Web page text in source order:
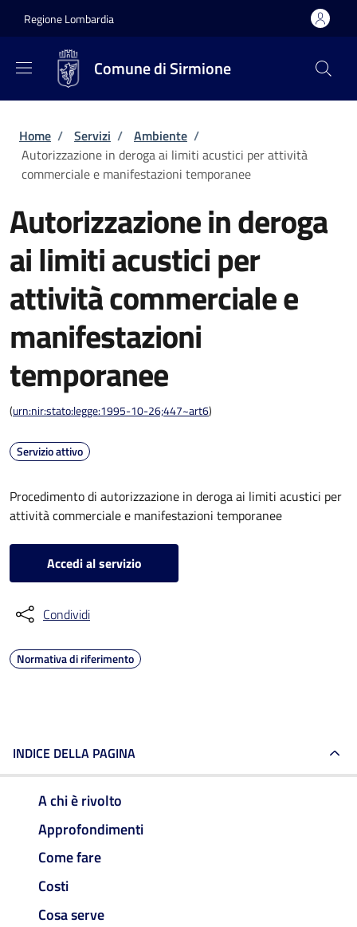
Regione Lombardia
Comune di Sirmione
Briciole di pane
Home / Servizi / Ambiente /
Autorizzazione in deroga ai limiti acustici per attività
commerciale e manifestazioni temporanee
Autorizzazione in deroga
ai limiti acustici per
attività commerciale e
manifestazioni
temporanee
(urn:nir:stato:legge:1995-10-26;447~art6)
Servizio attivo
Procedimento di autorizzazione in deroga ai limiti acustici per
attività commerciale e manifestazioni temporanee
Accedi al servizio
Condividi
Normativa di riferimento
INDICE DELLA PAGINA
A chi è rivolto
Approfondimenti
Come fare
Costi
Cosa serve